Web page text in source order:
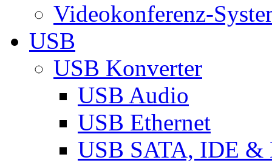
Videokonferenz-
USB
USB Konverter
USB Audio
USB Ethernet
USB SATA, IDE &